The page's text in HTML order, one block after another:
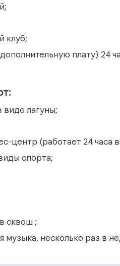
клуб;
плату) 24
виде лагуны;
центр (работает 24 часа в
спорта;
сквош ;
музыка, несколько раз в